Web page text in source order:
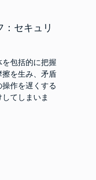
セキュリ
包括的に把握
擦を生み、矛盾
作を遅くする
てしまいま